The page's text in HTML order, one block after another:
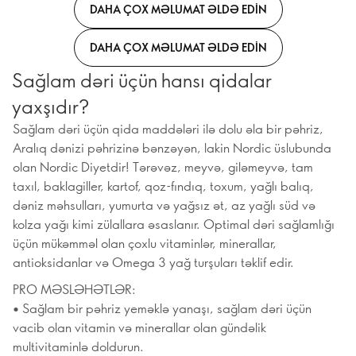
DAHA ÇOX MƏLUMAT ƏLDƏ EDIN
DAHA ÇOX MƏLUMAT ƏLDƏ EDIN
Sağlam dəri üçün hansı qidalar
yaxşıdır?
Sağlam dəri üçün qida maddələri ilə dolu əla bir pəhriz,
Aralıq dənizi pəhrizinə bənzəyən, lakin Nordic üslubunda
olan Nordic Diyetdir! Tərəvəz, meyvə, giləmeyvə, tam
taxıl, baklagiller, kartof, qoz-fındıq, toxum, yağlı balıq,
dəniz məhsulları, yumurta və yağsız ət, az yağlı süd və
kolza yağı kimi zülallara əsaslanır. Optimal dəri sağlamlığı
üçün mükəmməl olan çoxlu vitaminlər, minerallar,
antioksidanlar və Omega 3 yağ turşuları təklif edir.
PRO MƏSLƏHƏTLƏR:
• Sağlam bir pəhriz yeməklə yanaşı, sağlam dəri üçün
vacib olan vitamin və minerallar olan gündəlik
multivitaminlə doldurun.